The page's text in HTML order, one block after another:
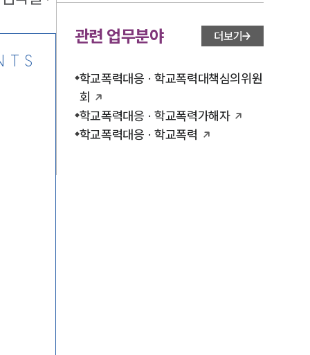
관련 업무분야 더보기
학교폭력대응 · 학교폭력대책심의위원
회
학교폭력대응 · 학교폭력가해자
학교폭력대응 · 학교폭력